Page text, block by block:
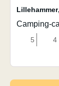
Lillehammer,
Camping-
5 4